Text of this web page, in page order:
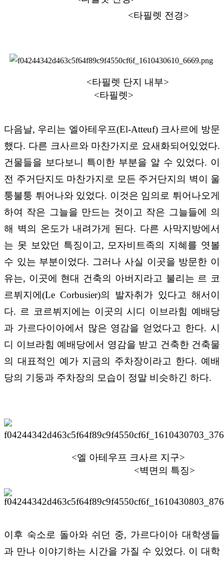
<타필렛 전경>
<타필렛 단지 내부>
<타필렛>
다음날, 우리는 엘아테우프(El-Atteuf) 크사르에 방문
했다. 다른 크사르와 마찬가지로 요새화되어있었다.
건물들을 보다보니 특이한 부분을 알 수 있었다. 이
전 주거단지도 마찬가지로 모든 주거단지의 벽이 울
퉁불퉁 튀어나와 있었다. 이것은 임의로 튀어나오게
하여 작은 그늘을 만드는 것이고 작은 그늘들에 의
해 벽의 온도가 내려가게 된다. 다른 사막지방에서
는 못 보았던 특징이고, 모자비트족의 지혜를 엿볼
수 있는 부분이었다. 그러나 사실 이곳을 방문한 이
유는, 이곳에 현대 건축의 아버지라고 불리는 르 코
르뷔지에 (Le Corbusier)의 발자취가 있다고 해서이
다. 르 코르뷔지에는 이곳의 시디 이브라힘 예배당
과 가르다이아에서 많은 영감을 얻었다고 한다.시
디 이브라힘 예배당에서 영감을 받고 건축한 건축물
의 대표적인 예가 지금의 주차장이라고 한다. 예배
당의 기둥과 주차장의 모습이 정말 비슷하긴 하다.
<엘 아테우프 크사르 지구>
<벽면의 특징>
이후 숙소로 돌아와 쉬던 중, 가르다이아 대학생들
과 만나 이야기하는 시간을 가질 수 있었다. 이 대학